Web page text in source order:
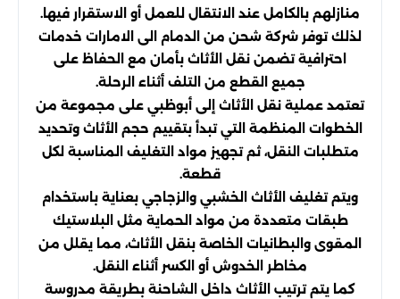
منازلهم بالكامل عند الانتقال للعمل أو الاستقرار فيها.
لذلك توفر شركة شحن من الدمام الى الامارات خدمات
احترافية تضمن نقل الأثاث بأمان مع الحفاظ على
جميع القطع من التلف أثناء الرحلة.
تعتمد عملية نقل الأثاث إلى أبوظبي على مجموعة من
الخطوات المنظمة التي تبدأ بتقييم حجم الأثاث وتحديد
متطلبات النقل، ثم تجهيز مواد التغليف المناسبة لكل
قطعة.
ويتم تغليف الأثاث الخشبي والزجاجي بعناية باستخدام
طبقات متعددة من مواد الحماية مثل البلاستيك
المقوى والبطانيات الخاصة بنقل الأثاث، مما يقلل من
مخاطر الخدوش أو الكسر أثناء النقل.
كما يتم ترتيب الأثاث داخل الشاحنة بطريقة مدروسة